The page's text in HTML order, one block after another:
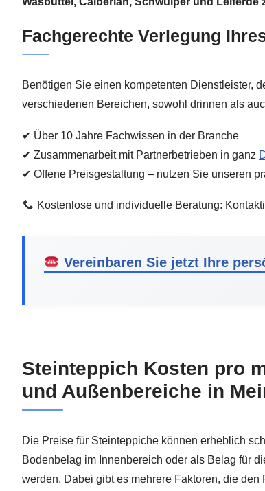
Fachgerechte Verlegung
Benötigen Sie einen kompetenten Dienstleister,
verschiedenen Bereichen, sowohl drinnen als
✔ Über 10 Jahre Fachwissen in der Branche
✔ Zusammenarbeit mit Partnerbetrieben in ganz
✔ Offene Preisgestaltung – nutzen Sie unseren
Kostenlose und individuelle Beratung:
Vereinbaren Sie jetzt Ihre
Steinteppich Kosten pro
und Außenbereiche in
Die Preise für Steinteppiche können erheblich
Bodenbelag im Innenbereich oder als Belag für
werden. Dabei gibt es mehrere Faktoren, die den